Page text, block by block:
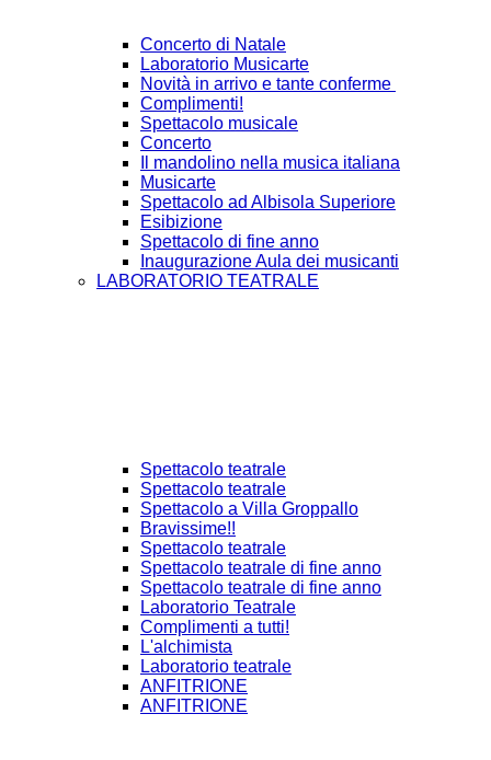
Concerto di Natale
Laboratorio Musicarte
Novità in arrivo e tante conferme
Complimenti!
Spettacolo musicale
Concerto
Il mandolino nella musica italiana
Musicarte
Spettacolo ad Albisola Superiore
Esibizione
Spettacolo di fine anno
Inaugurazione Aula dei musicanti
LABORATORIO TEATRALE
Spettacolo teatrale
Spettacolo teatrale
Spettacolo a Villa Groppallo
Bravissime!!
Spettacolo teatrale
Spettacolo teatrale di fine anno
Spettacolo teatrale di fine anno
Laboratorio Teatrale
Complimenti a tutti!
L'alchimista
Laboratorio teatrale
ANFITRIONE
ANFITRIONE